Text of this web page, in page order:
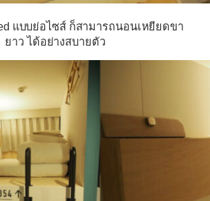
แบบย่อไซส์ ก็สามารถนอนเหยียดขา
ยาว ได้อย่างสบายตัว